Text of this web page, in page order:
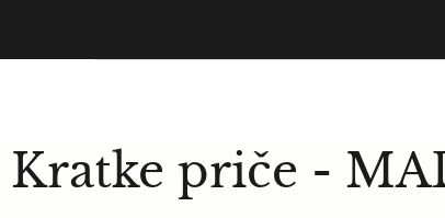
Kratke priče -